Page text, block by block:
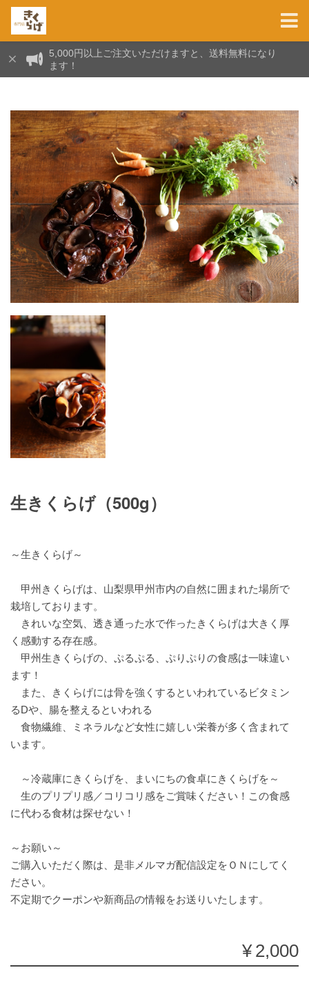
5,000円以上ご注文いただけますと、送料無料になり
ます！
生きくらげ（500g）
～生きくらげ～
甲州きくらげは、山梨県甲州市内の自然に囲まれた場所で
栽培しております。
きれいな空気、透き通った水で作ったきくらげは大きく厚
く感動する存在感。
甲州生きくらげの、ぷるぷる、ぷりぷりの食感は一味違い
ます！
また、きくらげには骨を強くするといわれているビタミン
るDや、腸を整えるといわれる
食物繊維、ミネラルなど女性に嬉しい栄養が多く含まれて
います。
～冷蔵庫にきくらげを、まいにちの食卓にきくらげを～
生のプリプリ感／コリコリ感をご賞味ください！この食感
に代わる食材は探せない！
～お願い～
ご購入いただく際は、是非メルマガ配信設定をＯＮにしてく
ださい。
不定期でクーポンや新商品の情報をお送りいたします。
¥2,000